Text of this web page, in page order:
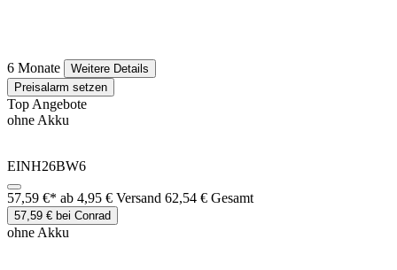
6 Monate
Weitere Details
Preisalarm setzen
Top Angebote
ohne Akku
EINH26BW6
57,59 €* ab 4,95 € Versand 62,54 € Gesamt
57,59 € bei Conrad
ohne Akku